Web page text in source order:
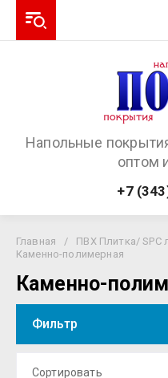
Напольные
оптом
+7
Главная / ПВХ Плитка/ SPC
Каменно-полимерная
Каменно-
Фильтр
Сортировать